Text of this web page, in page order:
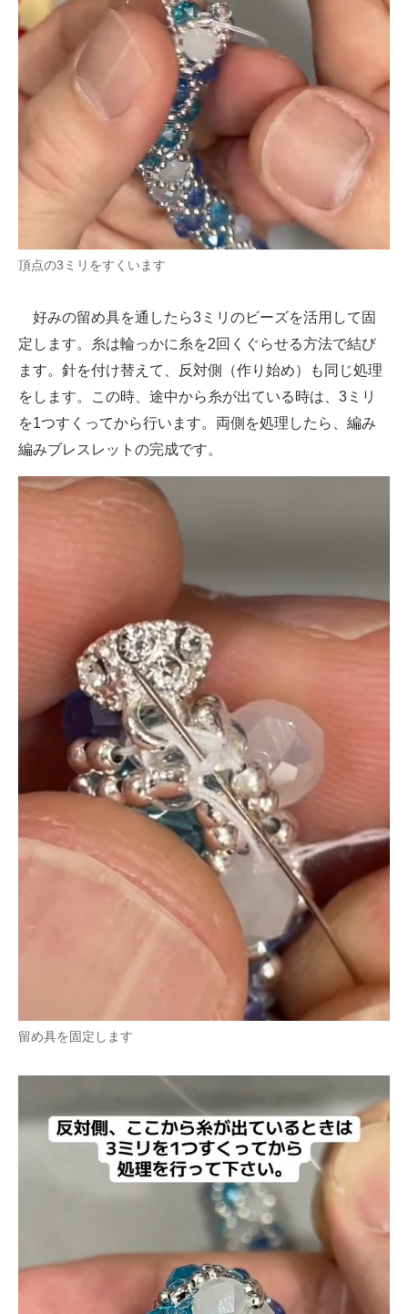
頂点の3ミリをすくいます
好みの留め具を通したら3ミリのビーズを活用して固
定します。糸は輪っかに糸を2回くぐらせる方法で結び
ます。針を付け替えて、反対側（作り始め）も同じ処理
をします。この時、途中から糸が出ている時は、3ミリ
を1つすくってから行います。両側を処理したら、編み
編みブレスレットの完成です。
留め具を固定します